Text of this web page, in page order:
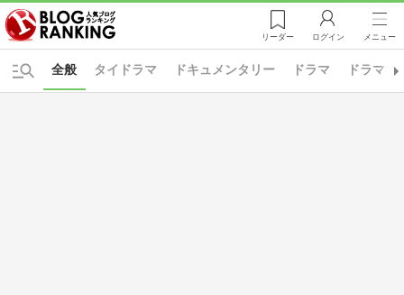
リーダー ログイン メニュー
タイドラマ ドキュメンタリー ドラマ ドラマ考
全般